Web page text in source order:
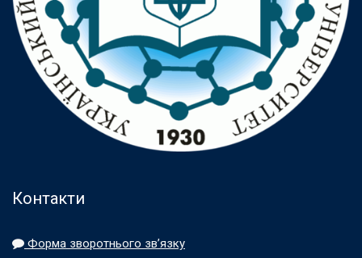
Контакти
Форма зворотнього зв’язку